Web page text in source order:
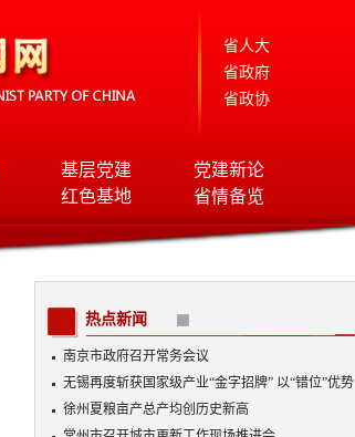
省人大
省政府
省政协
基层党建
党建新论
红色基地 省情备览
热点新闻
南京市政府召开常务会议
无锡再度斩获国家级产业“金字招牌” 以“错位”优势
入局AI顶层赛道
徐州夏粮亩产总产均创历史新高